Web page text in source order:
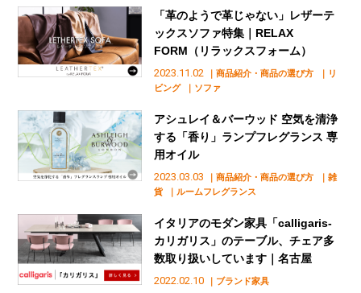
2023.11.02 ｜商品紹介・商品の選び方
｜リ
ビング
｜ソファ
「革のようで革じゃない」レザーテ
ックスソファ特集｜RELAX
FORM（リラックスフォーム）
2023.03.03 ｜商品紹介・商品の選び方
｜雑
貨
｜ルームフレグランス
アシュレイ＆バーウッド 空気を清浄
する「香り」ランプフレグランス 専
用オイル
2022.02.10 ｜ブランド家具
イタリアのモダン家具「calligaris-
カリガリス」のテーブル、チェア多
数取り扱いしています｜名古屋